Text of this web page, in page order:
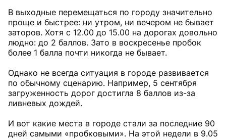
В выходные перемещаться по городу значительно
проще и быстрее: ни утром, ни вечером не бывает
заторов. Хотя с 12.00 до 15.00 на дорогах довольно
людно: до 2 баллов. Зато в воскресенье пробок
более 1 балла почти никогда не бывает.
Однако не всегда ситуация в городе развивается
по обычному сценарию. Например, 5 сентября
загруженность дорог достигла 8 баллов из-за
ливневых дождей.
И вот какие места в городе стали за последние 90
дней самыми «пробковыми». На этой недели в 9.05